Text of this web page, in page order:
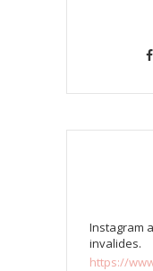
Instagram
invalides.
https://